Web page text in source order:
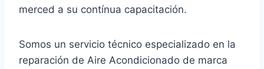
merced a su contínua capacitación.
Somos un servicio técnico especializado en la
reparación de Aire Acondicionado de marca